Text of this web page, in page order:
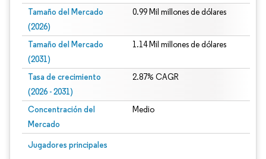
Tamaño del Mercado
(2026)
0.99 Mil millones de dólares
Tamaño del Mercado
(2031)
1.14 Mil millones de dólares
Tasa de crecimiento
(2026 - 2031)
2.87% CAGR
Concentración del
Mercado
Medio
Jugadores principales
Imagen © Mordor Intelligence. El uso requiere atribución según CC BY 4.0.